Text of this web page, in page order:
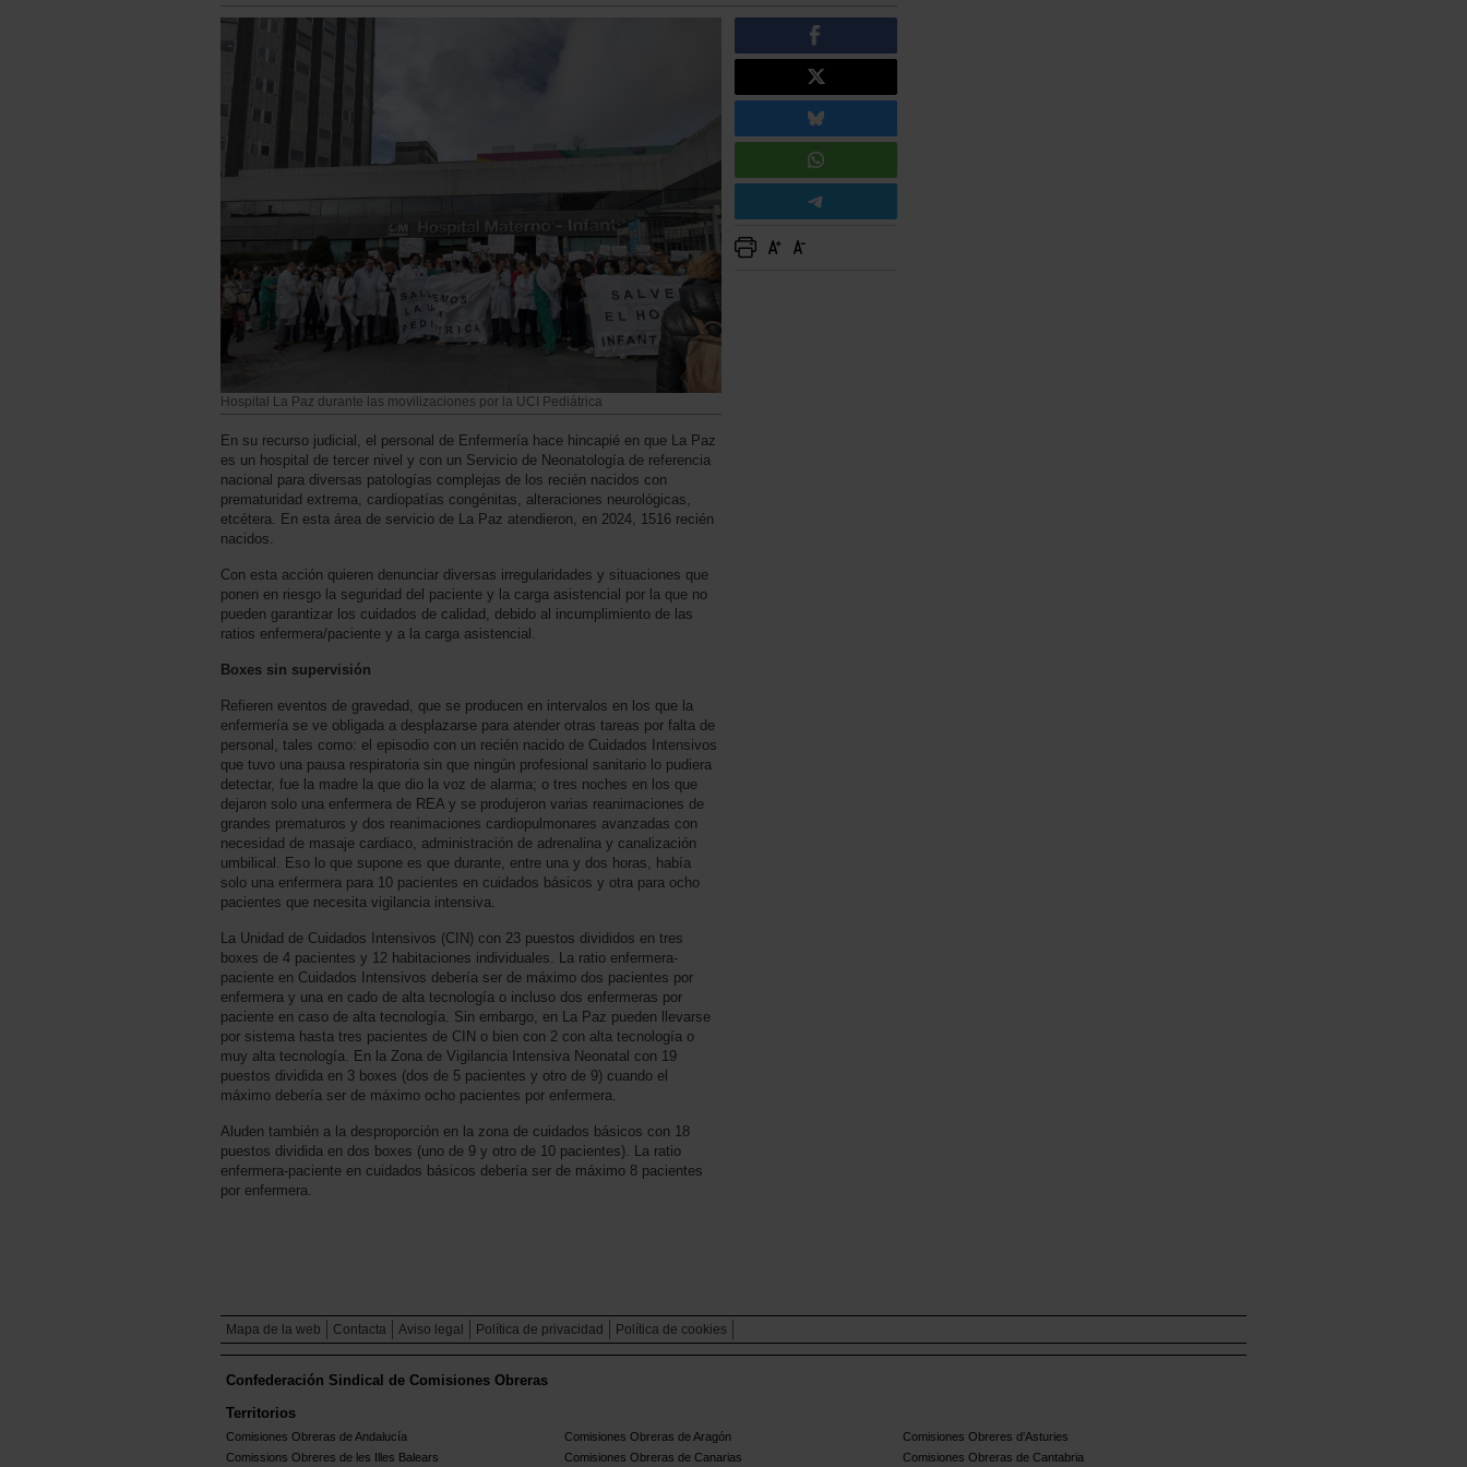
Hospital La Paz durante las movilizaciones por la UCI Pediátrica
En su recurso judicial, el personal de Enfermería hace hincapié en que La Paz
es un hospital de tercer nivel y con un Servicio de Neonatología de referencia
nacional para diversas patologías complejas de los recién nacidos con
prematuridad extrema, cardiopatías congénitas, alteraciones neurológicas,
etcétera. En esta área de servicio de La Paz atendieron, en 2024, 1516 recién
nacidos.
Con esta acción quieren denunciar diversas irregularidades y situaciones que
ponen en riesgo la seguridad del paciente y la carga asistencial por la que no
pueden garantizar los cuidados de calidad, debido al incumplimiento de las
ratios enfermera/paciente y a la carga asistencial.
Boxes sin supervisión
Refieren eventos de gravedad, que se producen en intervalos en los que la
enfermería se ve obligada a desplazarse para atender otras tareas por falta de
personal, tales como: el episodio con un recién nacido de Cuidados Intensivos
que tuvo una pausa respiratoria sin que ningún profesional sanitario lo pudiera
detectar, fue la madre la que dio la voz de alarma; o tres noches en los que
dejaron solo una enfermera de REA y se produjeron varias reanimaciones de
grandes prematuros y dos reanimaciones cardiopulmonares avanzadas con
necesidad de masaje cardiaco, administración de adrenalina y canalización
umbilical. Eso lo que supone es que durante, entre una y dos horas, había
solo una enfermera para 10 pacientes en cuidados básicos y otra para ocho
pacientes que necesita vigilancia intensiva.
La Unidad de Cuidados Intensivos (CIN) con 23 puestos divididos en tres
boxes de 4 pacientes y 12 habitaciones individuales. La ratio enfermera-
paciente en Cuidados Intensivos debería ser de máximo dos pacientes por
enfermera y una en cado de alta tecnología o incluso dos enfermeras por
paciente en caso de alta tecnología. Sin embargo, en La Paz pueden llevarse
por sistema hasta tres pacientes de CIN o bien con 2 con alta tecnología o
muy alta tecnología. En la Zona de Vigilancia Intensiva Neonatal con 19
puestos dividida en 3 boxes (dos de 5 pacientes y otro de 9) cuando el
máximo debería ser de máximo ocho pacientes por enfermera.
Aluden también a la desproporción en la zona de cuidados básicos con 18
puestos dividida en dos boxes (uno de 9 y otro de 10 pacientes). La ratio
enfermera-paciente en cuidados básicos debería ser de máximo 8 pacientes
por enfermera.
Mapa de la web Contacta Aviso legal Política de privacidad Política de cookies
Confederación Sindical de Comisiones Obreras
Territorios
Comisiones Obreras de Andalucía Comisiones Obreras de Aragón
Comisiones Obreres d'Asturies
Comissions Obreres de les Illes Balears
Comisiones Obreras de Canarias Comisiones Obreras de Cantabria